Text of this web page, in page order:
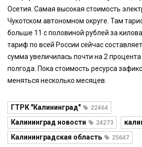
Осетия. Самая высокая стоимость
Чукотском автономном округе. Там
больше 11 с половиной рублей за
тариф по всей России сейчас
сумма увеличилась почти на 2
полгода. Пока стоимость ресурса
меняться несколько месяцев.
ГТРК "Калининград" 22464
Калининград новости 24273
Калининградская область 25647